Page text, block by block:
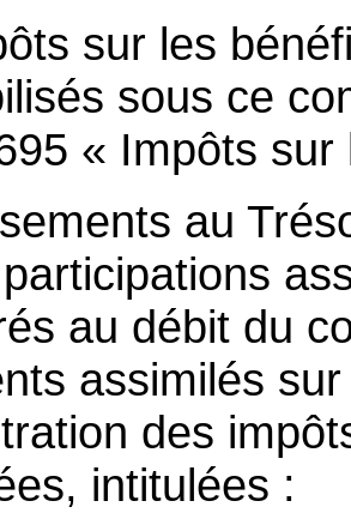
sur les
sous ce
« Impôts
au
au débit du
assimilés
des
intitulées :